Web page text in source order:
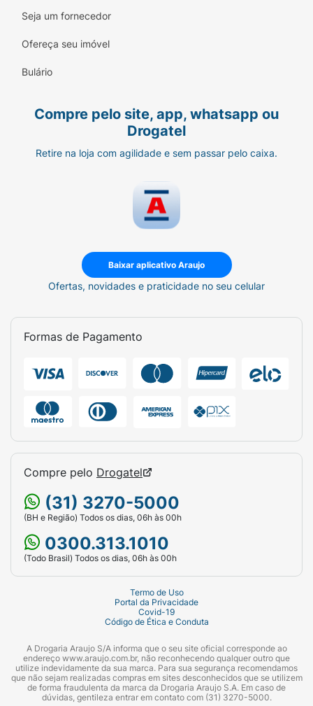
Seja um fornecedor
Ofereça seu imóvel
Bulário
Compre pelo site, app, whatsapp ou
Drogatel
Retire na loja com agilidade e sem passar pelo caixa.
Baixar aplicativo Araujo
Ofertas, novidades e praticidade no seu celular
Formas de Pagamento
Compre pelo Drogatel
(31) 3270-5000
(BH e Região) Todos os dias, 06h às 00h
0300.313.1010
(Todo Brasil) Todos os dias, 06h às 00h
Termo de Uso
Portal da Privacidade
Covid-19
Código de Ética e Conduta
A Drogaria Araujo S/A informa que o seu site oficial corresponde ao
endereço www.araujo.com.br, não reconhecendo qualquer outro que
utilize indevidamente da sua marca. Para sua segurança recomendamos
que não sejam realizadas compras em sites desconhecidos que se utilizem
de forma fraudulenta da marca da Drogaria Araujo S.A. Em caso de
dúvidas, gentileza entrar em contato com (31) 3270-5000.